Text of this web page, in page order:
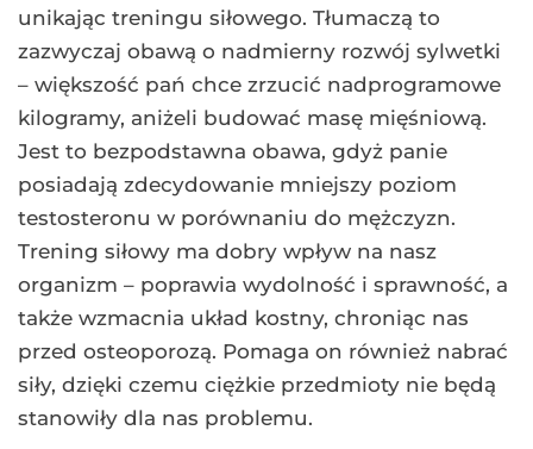
unikając treningu siłowego. Tłumaczą to
zazwyczaj obawą o nadmierny rozwój sylwetki
– większość pań chce zrzucić nadprogramowe
kilogramy, aniżeli budować masę mięśniową.
Jest to bezpodstawna obawa, gdyż panie
posiadają zdecydowanie mniejszy poziom
testosteronu w porównaniu do mężczyzn.
Trening siłowy ma dobry wpływ na nasz
organizm – poprawia wydolność i sprawność, a
także wzmacnia układ kostny, chroniąc nas
przed osteoporozą. Pomaga on również nabrać
siły, dzięki czemu ciężkie przedmioty nie będą
stanowiły dla nas problemu.